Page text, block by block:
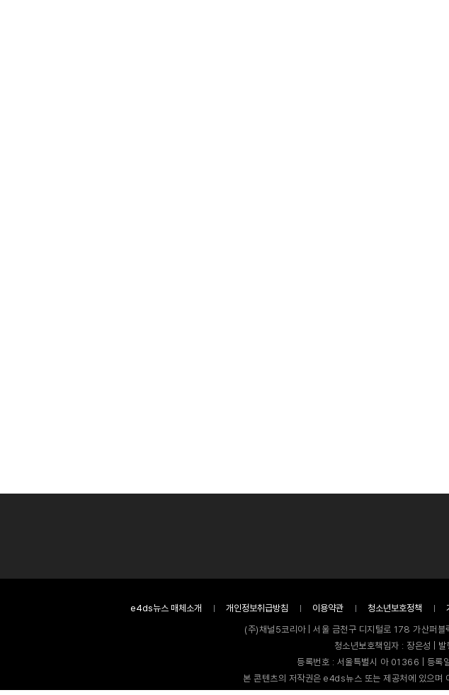
e4ds뉴스 매체소개 개인정보취급방침 이용약관 청소년보호정책
(주)채널5코리아 | 서울 금천구 디지털로 178 가산
청소년보호책임자 : 장은성 |
등록번호 : 서울특별시 아 01366 | 등
본 콘텐츠의 저작권은 e4ds뉴스 또는 제공처에 있으며